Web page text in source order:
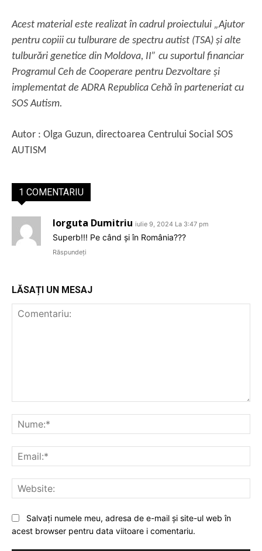
Acest material este realizat în cadrul proiectului „Ajutor
pentru copiii cu tulburare de spectru autist (TSA) și alte
tulburări genetice din Moldova, II” cu suportul financiar
Programul Ceh de Cooperare pentru Dezvoltare și
implementat de ADRA Republica Cehă în parteneriat cu
SOS Autism.
Autor : Olga Guzun, directoarea Centrului Social SOS
AUTISM
1 COMENTARIU
Iorguta Dumitriu iulie 9, 2024 La 3:47 pm
Superb!!! Pe când și în România???
Răspundeți
LĂSAȚI UN MESAJ
Salvați numele meu, adresa de e-mail și site-ul web în
acest browser pentru data viitoare i comentariu.